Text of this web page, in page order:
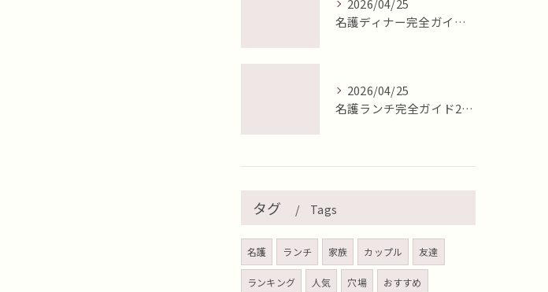
2026/04/25
名護ディナー完全ガイド2026年最新版【地元目線で徹底比較】
2026/04/25
名護ランチ完全ガイド2026年最新版【地元目線で徹底比較】
タグ Tags
名護 ランチ 家族 カップル 友達
ランキング 人気 穴場 おすすめ